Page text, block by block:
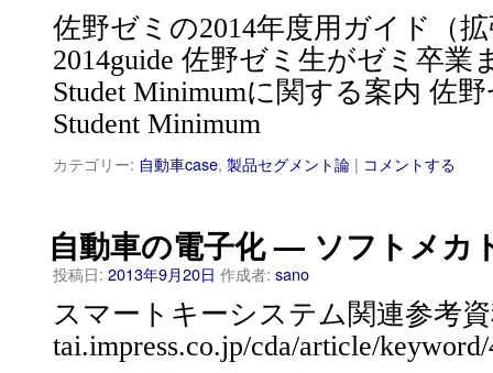
佐野ゼミの2014年度用ガイド（拡
2014guide 佐野ゼミ生がゼミ卒業
Studet Minimumに関する案内 佐
Student Minimum
カテゴリー: 自動車case, 製品セグメント論 | コメントする
自動車の電子化 — ソフトメカ
投稿日: 2013年9月20日 作成者: sano
スマートキーシステム関連参考
tai.impress.co.jp/cda/article/